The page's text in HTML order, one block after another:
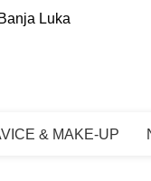
Luka
& MAKE-UP